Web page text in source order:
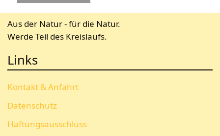
Aus der Natur - für die Natur.
Werde Teil des Kreislaufs.
Links
Kontakt & Anfahrt
Datenschutz
Haftungsausschluss